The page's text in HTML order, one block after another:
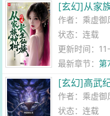
[玄幻]从家
作者： 乘虚御
状态：连载
更新时间：
最新章节：第
[玄幻]高武
作者： 乘虚御
状态：连载